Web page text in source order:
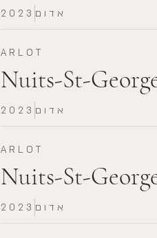
2023 אדום
ARLOT
Nuits-St-
2023 אדום
ARLOT
Nuits-St-
2023 אדום